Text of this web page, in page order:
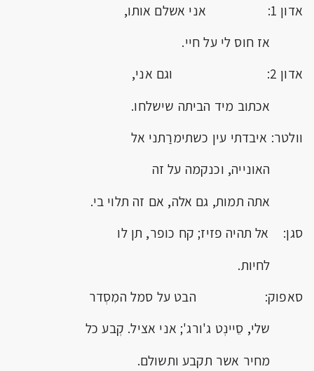
אדון 1: אני אשלם אותו,
אז חוס לי על חיי.
אדון 2: וגם אני,
אכתוב מיד הביתה שישלחו.
וולטר: איבדתי עין כשתימרַתני אל
האונייה, וכנקמה על זה
אתה תמות, גם אלה, אם זה תלוי בי.
סגן: אל תהיה פזיז; קח כופר, תן לו
לחיות.
סאפוק: הבט על סמל המִסְדר
שלי, סֵיינְט ג'ורג'; אני אציל. קְבע כל
מחיר אשר תקבע ותשולם.